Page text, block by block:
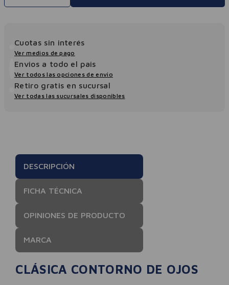
Cuotas sin interés
Ver medios de pago
Envios a todo el pais
Ver todos las opciones de envio
Retiro gratis en sucursal
Ver todas las sucursales disponibles
DESCRIPCIÓN
FICHA TÉCNICA
OPINIONES DE PRODUCTO
MARCA
CLÁSICA CONTORNO DE OJOS